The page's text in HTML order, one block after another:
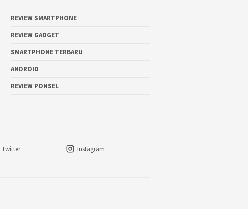
REVIEW SMARTPHONE
REVIEW GADGET
SMARTPHONE TERBARU
ANDROID
REVIEW PONSEL
Twitter Instagram